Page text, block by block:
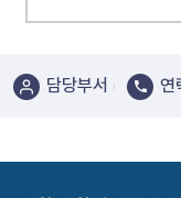
위원회
담당부서 연